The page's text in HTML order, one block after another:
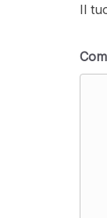
Il